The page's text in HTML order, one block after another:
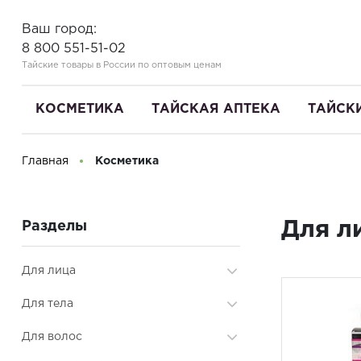
Ваш город:
8 800 551-51-02
Тайские товары в России по оптовым ценам
КОСМЕТИКА ТАЙСКАЯ АПТЕКА
Главная Косметика
Разделы
Для лица
Аксессуары и принадлежности
Для тела
Скрабы, маски
Для волос
Для